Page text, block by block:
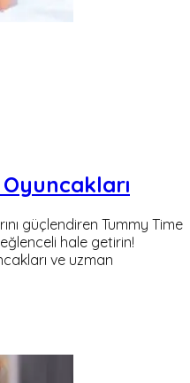
güçlendiren Tummy Time
hale getirin!
ve uzman